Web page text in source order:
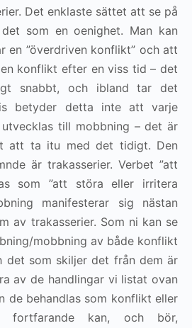
Det enklaste sättet att se på
som en oenighet. Man kan
en ”överdriven konflikt” och att
en konflikt efter en viss tid – det
snabbt, och ibland tar det
betyder detta inte att varje
till mobbning – det är
att ta itu med det tidigt. Den
är trakasserier. Verbet ”att
som ”att störa eller irritera
manifesterar sig nästan
av trakasserier. Som ni kan se
mobbning av både konflikt
det som skiljer det från dem är
av de handlingar vi listat ovan
de behandlas som konflikt eller
fortfarande kan, och bör,